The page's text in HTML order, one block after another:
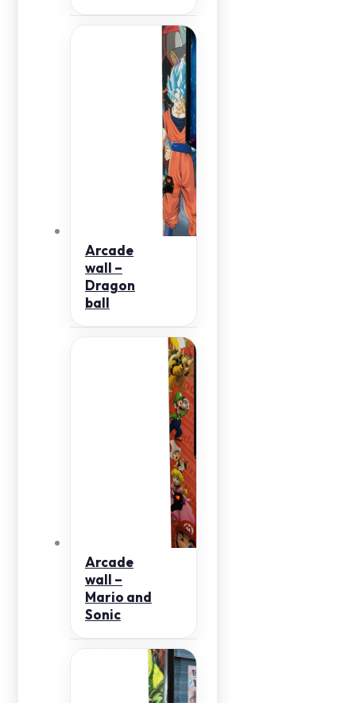
Arcade
wall –
Dragon
ball
Arcade
wall –
Mario and
Sonic